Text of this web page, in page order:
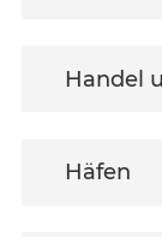
Handel
Häfen